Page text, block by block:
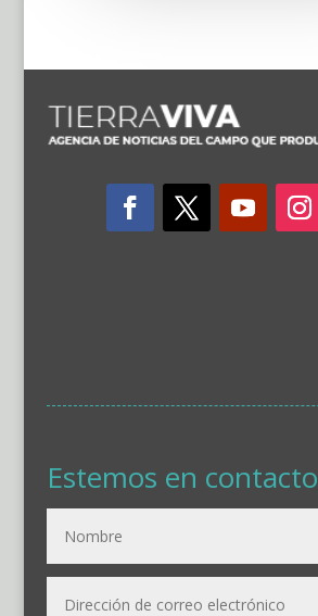
Estemos en contacto